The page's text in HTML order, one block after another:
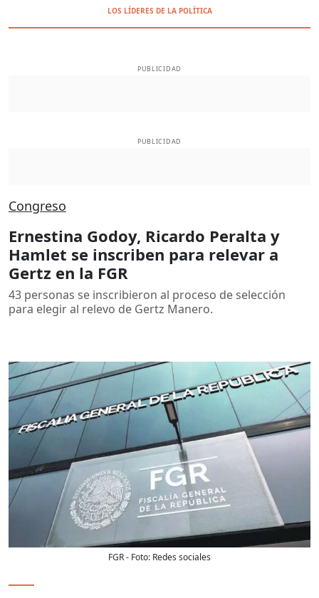
LOS LÍDERES DE LA POLÍTICA
PUBLICIDAD
PUBLICIDAD
Congreso
Ernestina Godoy, Ricardo Peralta y
Hamlet se inscriben para relevar a
Gertz en la FGR
43 personas se inscribieron al proceso de selección
para elegir al relevo de Gertz Manero.
FGR- Foto: Redes sociales